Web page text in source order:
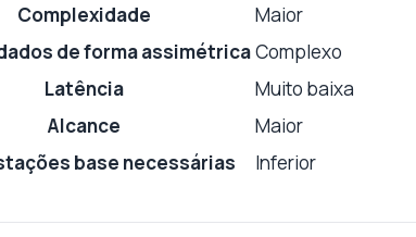
Complexidade
Maior
de forma assimétricaComplexo
Latência
Muito baixa
Alcance
Maior
base necessárias
Inferior